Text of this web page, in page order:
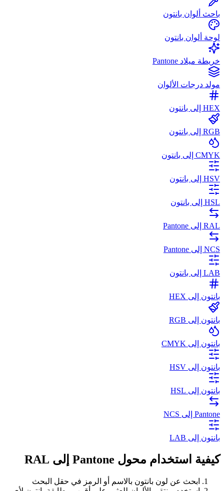
باحث ألوان بانتون
لوحة ألوان بانتون
خريطة ميلاد Pantone
مولد درجات الألوان
HEX إلى بانتون
RGB إلى بانتون
CMYK إلى بانتون
HSV إلى بانتون
HSL إلى بانتون
RAL إلى Pantone
NCS إلى Pantone
LAB إلى بانتون
بانتون إلى HEX
بانتون إلى RGB
بانتون إلى CMYK
بانتون إلى HSV
بانتون إلى HSL
Pantone إلى NCS
بانتون إلى LAB
كيفية استخدام محول Pantone إلى RAL
ابحث عن لون بانتون بالاسم أو الرمز في حقل البحث